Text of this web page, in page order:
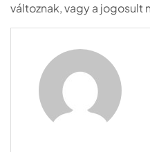
változnak, vagy a jogosult